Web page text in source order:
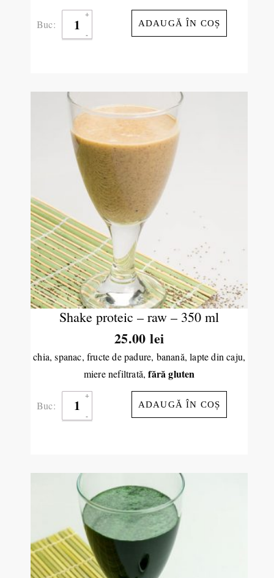
Buc: ADAUGĂ ÎN COȘ
Shake proteic – raw – 350 ml
25.00lei
chia, spanac, fructe de padure, banană, lapte din caju,
miere nefiltrată,fără gluten
Buc: ADAUGĂ ÎN COȘ